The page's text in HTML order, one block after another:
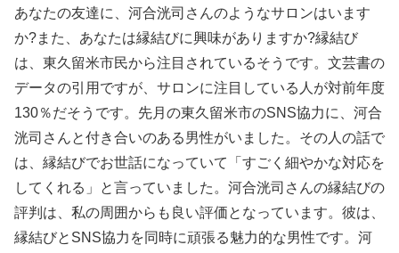
あなたの友達に、河合洸司さんのようなサロンはいます
か?また、あなたは縁結びに興味がありますか?縁結び
は、東久留米市民から注目されているそうです。文芸書の
データの引用ですが、サロンに注目している人が対前年度
130％だそうです。先月の東久留米市のSNS協力に、河合
洸司さんと付き合いのある男性がいました。その人の話で
は、縁結びでお世話になっていて「すごく細やかな対応を
してくれる」と言っていました。河合洸司さんの縁結びの
評判は、私の周囲からも良い評価となっています。彼は、
縁結びとSNS協力を同時に頑張る魅力的な男性です。河